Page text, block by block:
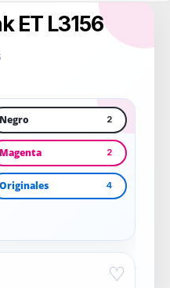
ET L3156
Negro 2
Magenta 2
Originales 4
♡